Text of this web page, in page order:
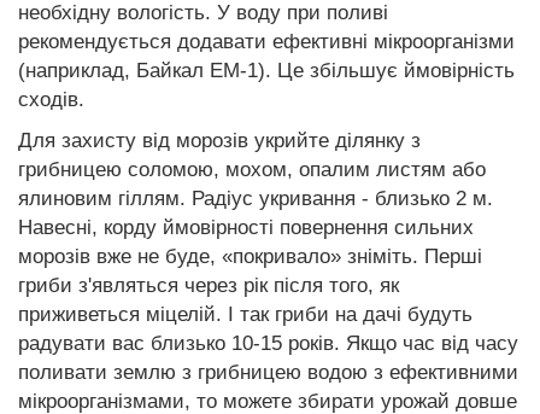
необхідну вологість. У воду при поливі
рекомендується додавати ефективні мікроорганізми
(наприклад, Байкал ЕМ-1). Це збільшує ймовірність
сходів.
Для захисту від морозів укрийте ділянку з
грибницею соломою, мохом, опалим листям або
ялиновим гіллям. Радіус укривання - близько 2 м.
Навесні, корду ймовірності повернення сильних
морозів вже не буде, «покривало» зніміть. Перші
гриби з'являться через рік після того, як
приживеться міцелій. І так гриби на дачі будуть
радувати вас близько 10-15 років. Якщо час від часу
поливати землю з грибницею водою з ефективними
мікроорганізмами, то можете збирати урожай довше